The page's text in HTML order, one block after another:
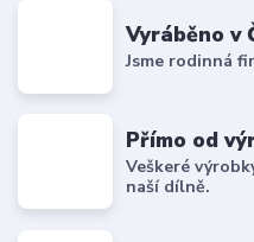
Vyráběno v
Jsme rodinná
Přímo od
Veškeré
naší dílně.